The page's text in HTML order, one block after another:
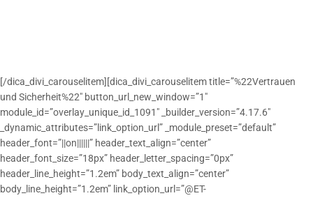
[/dica_divi_carouselitem][dica_divi_carouselitem title=”%22Vertrauen
und Sicherheit%22″ button_url_new_window=”1″
module_id=”overlay_unique_id_1091″ _builder_version=”4.17.6″
_dynamic_attributes=”link_option_url” _module_preset=”default”
header_font=”||on||||||” header_text_align=”center”
header_font_size=”18px” header_letter_spacing=”0px”
header_line_height=”1.2em” body_text_align=”center”
body_line_height=”1.2em” link_option_url=”@ET-